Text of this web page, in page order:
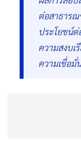
ต่อสาธารณ
ประโยชน์
ความสงบเ
ความเชื่อมั่